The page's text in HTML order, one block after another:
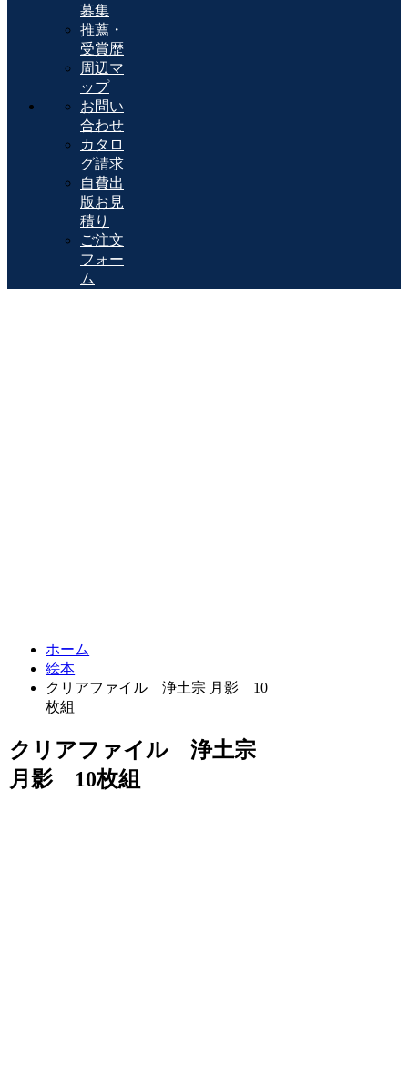
募集
推薦・
受賞歴
周辺マ
ップ
お問い
合わせ
カタロ
グ請求
自費出
版お見
積り
ご注文
フォー
ム
ホーム
絵本
クリアファイル 浄土宗 月影 10
枚組
クリアファイル 浄土宗
月影 10枚組